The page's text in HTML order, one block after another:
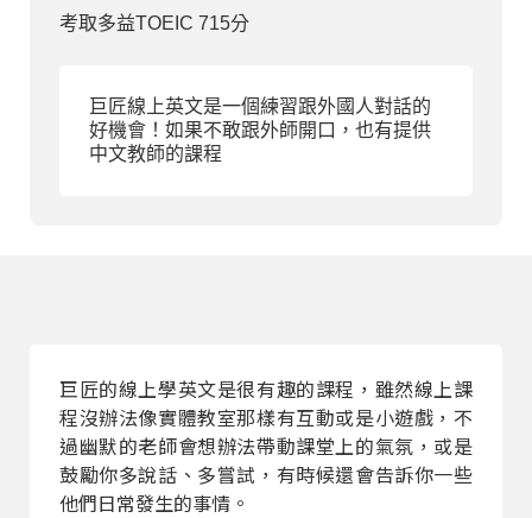
考取多益TOEIC 715分
巨匠線上英文是一個練習跟外國人對話的
好機會！如果不敢跟外師開口，也有提供
中文教師的課程
巨匠的線上學英文是很有趣的課程，雖然線上課
程沒辦法像實體教室那樣有互動或是小遊戲，不
過幽默的老師會想辦法帶動課堂上的氣氛，或是
鼓勵你多說話、多嘗試，有時候還會告訴你一些
他們日常發生的事情。